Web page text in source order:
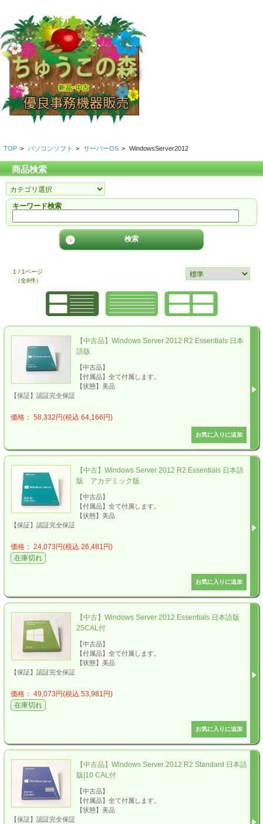
TOP > パソコンソフト > サーバーOS > WindowsServer2012
商品検索
キーワード検索
1 / 1ページ
（全8件）
【中古品】Windows Server 2012 R2 Essentials 日本
語版
【中古品】
【付属品】全て付属します。
【状態】美品
【保証】認証完全保証
価格： 58,332円(税込 64,166円)
【中古】Windows Server 2012 R2 Essentials 日本語
版 アカデミック版
【中古品】
【付属品】全て付属します。
【状態】美品
【保証】認証完全保証
価格： 24,073円(税込 26,481円)
在庫切れ
【中古】Windows Server 2012 Essentials 日本語版
25CAL付
【中古品】
【付属品】全て付属します。
【状態】美品
【保証】認証完全保証
価格： 49,073円(税込 53,981円)
在庫切れ
【中古品】Windows Server 2012 R2 Standard 日本語
版|10 CAL付
【中古品】
【付属品】全て付属します。
【状態】美品
【保証】認証完全保証